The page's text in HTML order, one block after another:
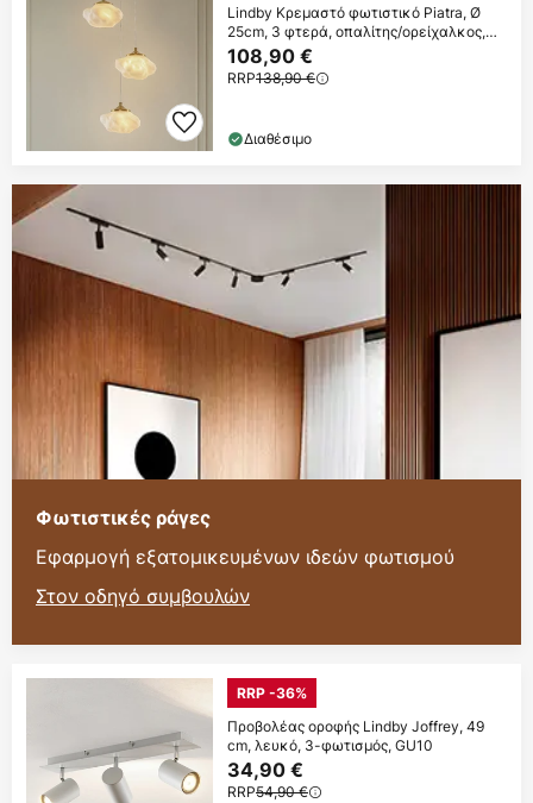
Lindby Κρεμαστό φωτιστικό Piatra, Ø
25cm, 3 φτερά, οπαλίτης/ορείχαλκος,
γυαλί
108,90 €
RRP138,90 €
Διαθέσιμο
Φωτιστικές ράγες
Εφαρμογή εξατομικευμένων ιδεών φωτισμού
Στον οδηγό συμβουλών
RRP -36%
Προβολέας οροφής Lindby Joffrey, 49
cm, λευκό, 3-φωτισμός, GU10
34,90 €
RRP54,90 €